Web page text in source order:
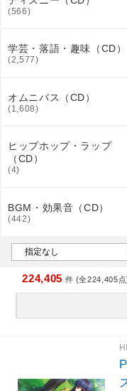
(566)
学芸・落語・趣味（CD）
(2,577)
オムニバス（CD）
(1,608)
ヒップホップ・ラップ
（CD）
(4)
BGM・効果音（CD）
(442)
224,405 件 (全224,405点